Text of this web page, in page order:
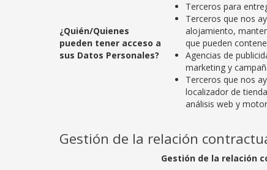
¿Quién/Quienes
pueden tener acceso a
sus Datos Personales?
Terceros para
Terceros que nos
alojamiento,
que pueden
Agencias de
marketing y
Terceros que nos
localizador de
análisis web y
Gestión de la relación
Gestión de la relación